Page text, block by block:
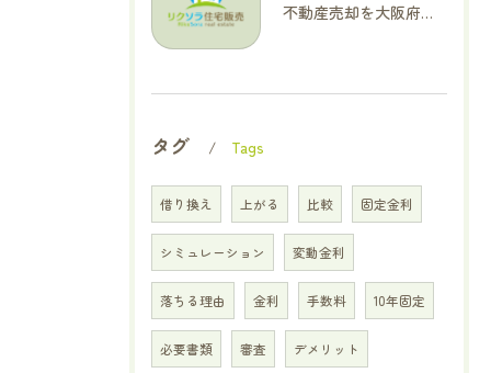
不動産売却を大阪府交野市で成功に導く三大タブー回避と高価格査定の極意
タグ Tags
借り換え 上がる 比較 固定金利
シミュレーション 変動金利
落ちる理由 金利 手数料 10年固定
必要書類 審査 デメリット